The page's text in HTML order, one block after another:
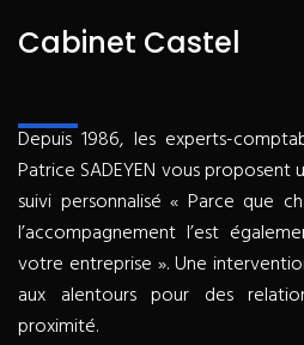
Cabinet Castel
Depuis 1986, les experts-
Patrice SADEYEN vous
suivi personnalisé « Parce que
l’accompagnement l’est
votre entreprise ». Une
aux alentours pour des
proximité.